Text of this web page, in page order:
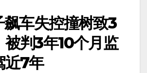
飙车失控撞树致3
被判3年10个月监
近7年